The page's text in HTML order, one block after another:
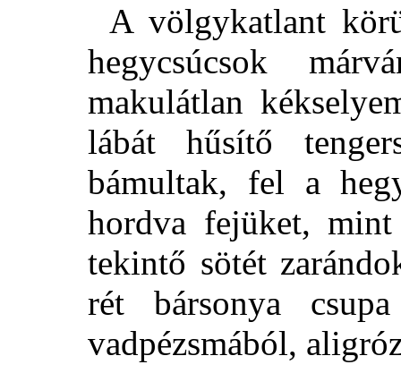
A völgykatlant
hegycsúcsok
makulátlan
lábát hűsítő
bámultak, fel a
hordva fejüket,
tekintő sötét
rét bársonya
vadpézsmából,